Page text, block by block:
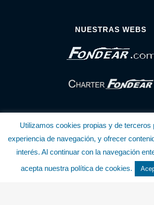
NUESTRAS WEBS
© Copyright Fondear, S.L.
Aunque se consideran exactas, declinamos toda
Utilizamos cookies propias y de terceros
experiencia de navegación, y ofrecer
interés. Al continuar con la navegación
acepta nuestra política de cookies.